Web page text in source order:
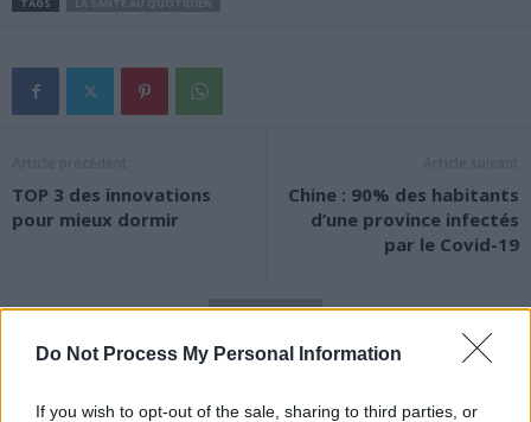
Do Not Process My Personal Information
If you wish to opt-out of the sale, sharing to third parties, or
TAGS
TOP 3 des innovations
pour mieux dormir
Chine : 90% des habitants
d’une province infectés
par le Covid-19